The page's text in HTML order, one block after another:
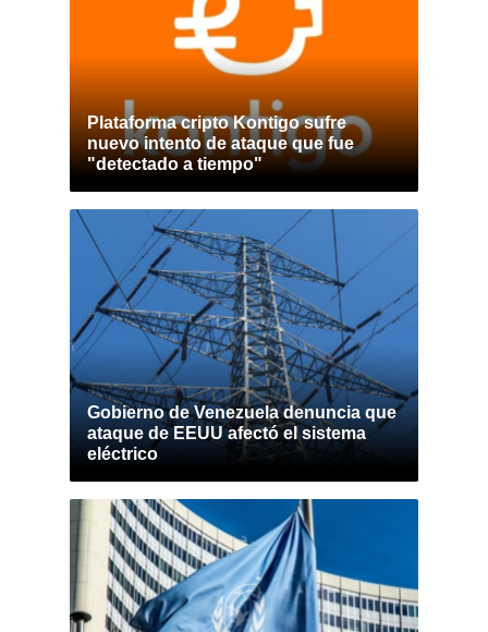
Plataforma cripto Kontigo sufre
nuevo intento de ataque que fue
"detectado a tiempo"
Gobierno de Venezuela denuncia que
ataque de EEUU afectó el sistema
eléctrico